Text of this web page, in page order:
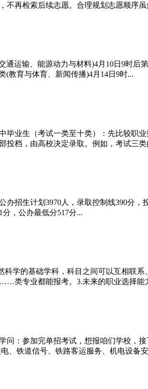
再检索后续志愿。合理规划志愿顺序
运输、能源动力与材料)4月10日9时后
(教育与体育、新闻传播)4月14日9时...
业生（考试一类至十类）：先比较职
档，由高校决定录取。例如，考试三
招生计划3970人，录取控制线390分，
，公办最低分517分...
学的基础学科，科目之间可以互相联
类专业都能报考。3.未来的职业选择能
：参加完单招考试，想报咱们学校，
、铁道信号、铁路客运服务、机电设备